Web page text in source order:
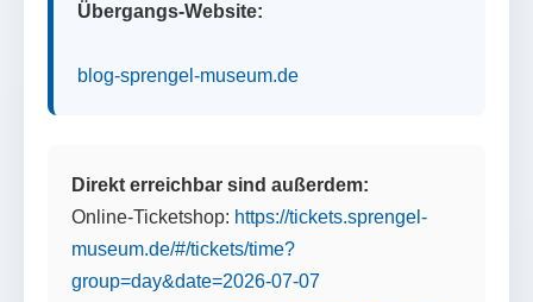
Übergangs-Website:
blog-sprengel-museum.de
Direkt erreichbar sind außerdem:
Online-Ticketshop: https://tickets.sprengel-
museum.de/#/tickets/time?
group=day&date=2026-07-07